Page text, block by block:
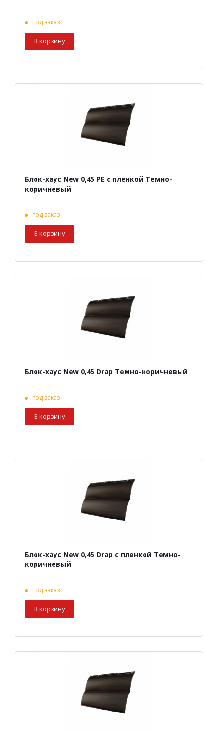
под заказ
В корзину
Блок-хаус New 0,45 PE с пленкой Темно-
коричневый
под заказ
В корзину
Блок-хаус New 0,45 Drap Темно-коричневый
под заказ
В корзину
Блок-хаус New 0,45 Drap с пленкой Темно-
коричневый
под заказ
В корзину